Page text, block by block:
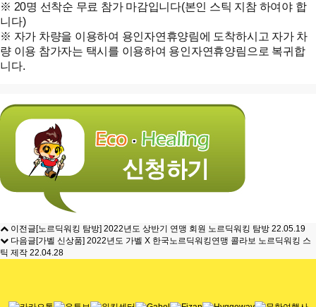
※ 20명 선착순 무료 참가 마감입니다(본인 스틱 지참 하여야 합
니다)
※ 자가 차량을 이용하여 용인자연휴양림에 도착하시고 자가 차
량 이용 참가자는 택시를 이용하여 용인자연휴양림으로 복귀합
니다.
이전글[노르딕워킹 탐방] 2022년도 상반기 연맹 회원 노르딕워킹 탐방 22.05.19
다음글[가벨 신상품] 2022년도 가벨 X 한국노르딕워킹연맹 콜라보 노르딕워킹 스
틱 제작 22.04.28